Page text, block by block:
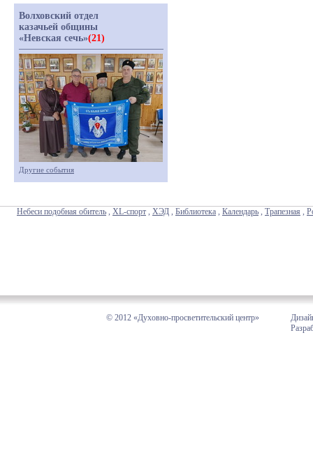
Волховский отдел
казачьей общины
«Невская сечь»(21)
Другие события
Небеси подобная обитель , XL-спорт , ХЭД , Библиотека , Календарь , Трапезная ,
© 2012 «Духовно-просветительский центр»